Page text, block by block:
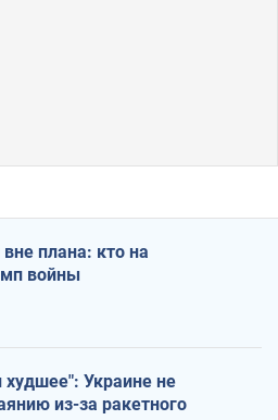
плана: кто на
войны
Украине не
из-за ракетного